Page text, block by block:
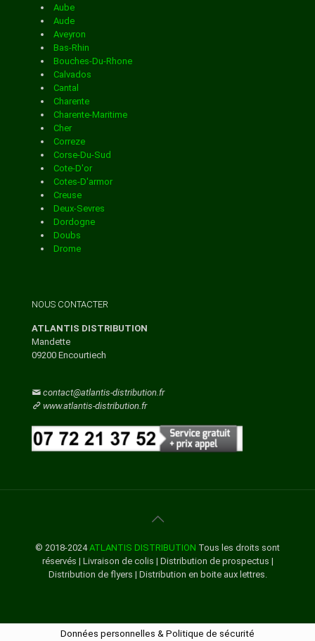
BASTELICA
BASTELICACCIA
BASTIA
BELGODERE
BELVEDERE CAMPOMORO
BIGORNO
BISINCHI
BOCOGNANO
BONIFACIO
BUSTANICO
Aube
Aude
Aveyron
Bas-Rhin
Bouches-Du-Rhone
Calvados
Cantal
Charente
Charente-Maritime
Cher
Correze
Corse-Du-Sud
Cote-D'or
Cotes-D'armor
Creuse
Deux-Sevres
Dordogne
Doubs
Drome
Finistere
Gers
Gironde
Guadeloupe
Haute-Corse
Haute-Garonne
Haute-Marne
Haute-Saone
Hautes-Alpes
Ille-Et-Vilaine
Indre
Indre-Et-Loire
Loir-Et-Cher
Loire
NOUS CONTACTER
ATLANTIS DISTRIBUTION
Mandette
09200 Encourtiech
contact@atlantis-distribution.fr
www.atlantis-distribution.fr
© 2018-2024ATLANTIS DISTRIBUTION Tous les droits sont
réservés | Livraison de colis | Distribution de prospectus |
Distribution de flyers | Distribution en boite aux lettres.
Données personnelles & Politique de sécurité